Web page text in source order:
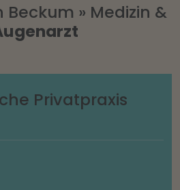
Beckum » Medizin &
Privatpraxis